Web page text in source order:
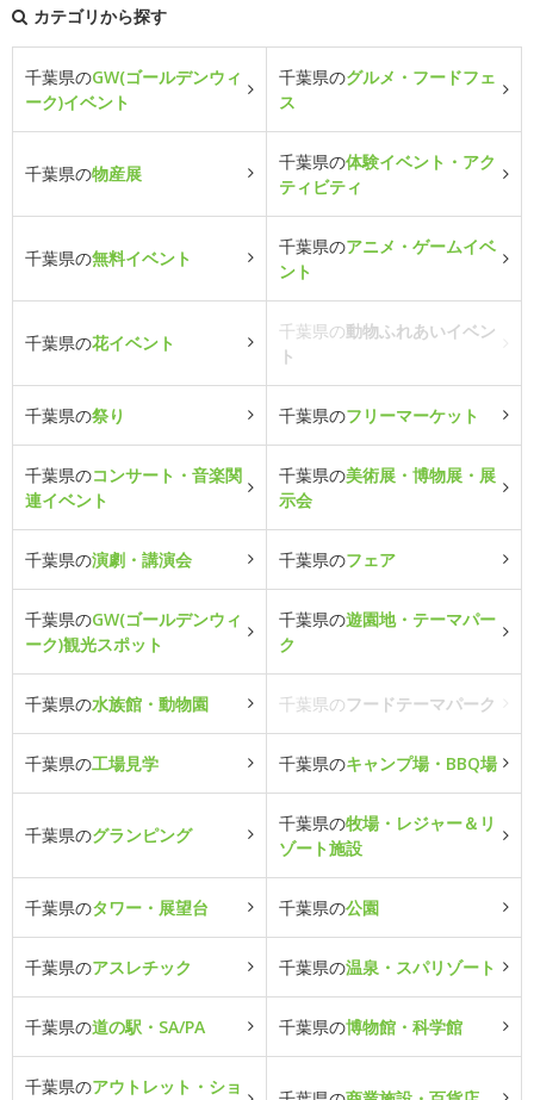
カテゴリから探す
千葉県のGW(ゴールデンウィ
ーク)イベント
千葉県のグルメ・フードフェ
ス
千葉県の物産展
千葉県の体験イベント・アク
ティビティ
千葉県の無料イベント
千葉県のアニメ・ゲームイベ
ント
千葉県の花イベント
千葉県の動物ふれあいイベン
ト
千葉県の祭り 千葉県のフリーマーケット
千葉県のコンサート・音楽関
連イベント
千葉県の美術展・博物展・展
示会
千葉県の演劇・講演会 千葉県のフェア
千葉県のGW(ゴールデンウィ
ーク)観光スポット
千葉県の遊園地・テーマパー
ク
千葉県の水族館・動物園 千葉県のフードテーマパーク
千葉県の工場見学 千葉県のキャンプ場・BBQ場
千葉県のグランピング
千葉県の牧場・レジャー＆リ
ゾート施設
千葉県のタワー・展望台 千葉県の公園
千葉県のアスレチック 千葉県の温泉・スパリゾート
千葉県の道の駅・SA/PA 千葉県の博物館・科学館
千葉県のアウトレット・ショ